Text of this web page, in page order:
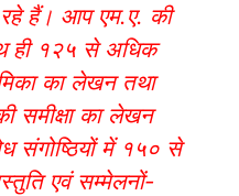
हैं। आप एम.ए. की
ही १२५ से अधिक
का लेखन तथा
समीक्षा का लेखन
संगोष्ठियों में १५० से
एवं सम्मेलनों-